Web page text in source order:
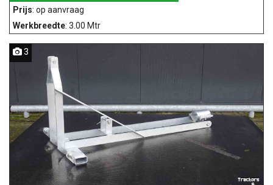
Prijs: op aanvraag
Werkbreedte: 3.00 Mtr
3